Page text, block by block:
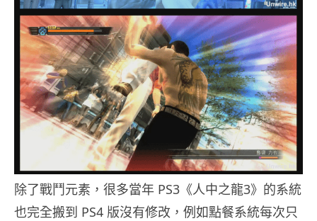
除了戰鬥元素，很多當年 PS3《人中之龍3》的系統
也完全搬到 PS4 版沒有修改，例如點餐系統每次只